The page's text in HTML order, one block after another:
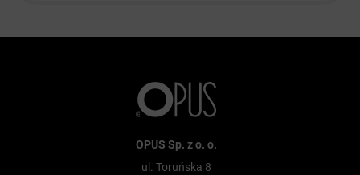
OPUS Sp. z o. o.
ul. Toruńska 8